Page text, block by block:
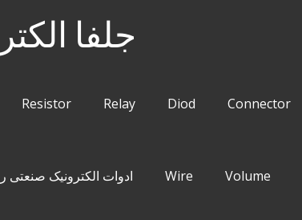
جلفا
Connector
Diod
Relay
Resistor
Volume
Wire ادوات الکترونیک